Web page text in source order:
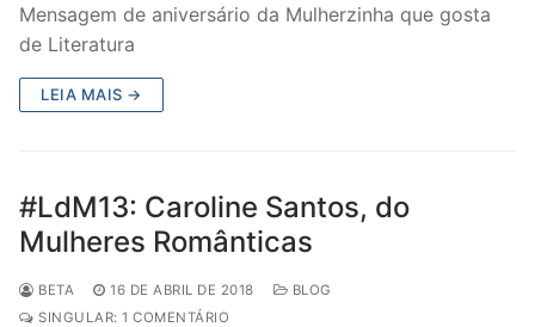
Mensagem de aniversário da Mulherzinha que gosta
de Literatura
LEIA MAIS →
#LdM13: Caroline Santos, do
Mulheres Românticas
BETA 16 DE ABRIL DE 2018
BLOG
SINGULAR: 1 COMENTÁRIO